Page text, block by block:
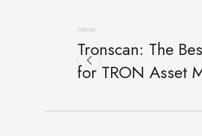
Newer
Tronscan: The
for TRON Asset